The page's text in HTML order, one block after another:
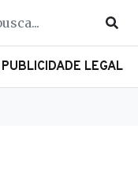
PUBLICIDADE LEGAL